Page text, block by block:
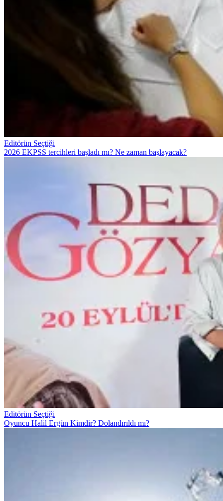
Editörün Seçtiği
2026 EKPSS tercihleri başladı mı? Ne zaman başlayacak?
Editörün Seçtiği
Oyuncu Halil Ergün Kimdir? Dolandırıldı mı?